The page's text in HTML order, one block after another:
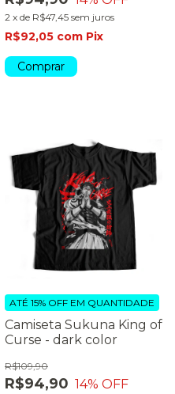
2 x de R$47,45 sem juros
R$92,05 com Pix
Comprar
Camiseta Sukuna King of
Curse - dark color
R$94,90
R$109,90
14% OFF
ATÉ 15% OFF EM QUANTIDADE